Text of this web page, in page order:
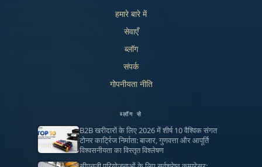
हमारे बारे में
सेवाएँ
ब्लॉग
संपर्क
गोपनीयता नीति
ब्लॉग से
B2B खरीदारों के लिए 2026 में शीर्ष 10 वैश्विक संगत
टोनर कार्ट्रिज निर्माता: बाजार, गुणवत्ता और आपूर्ति
विश्वसनीयता का विस्तृत विश्लेषण